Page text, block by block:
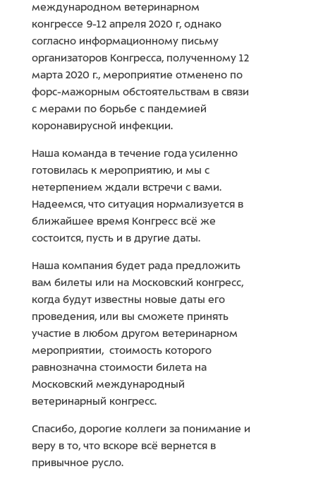
международном ветеринарном
конгрессе 9-12 апреля 2020 г, однако
согласно информационному письму
организаторов Конгресса, полученному 12
марта 2020 г., мероприятие отменено по
форс-мажорным обстоятельствам в связи
с мерами по борьбе с пандемией
коронавирусной инфекции.
Наша команда в течение года усиленно
готовилась к мероприятию, и мы с
нетерпением ждали встречи с вами.
Надеемся, что ситуация нормализуется в
ближайшее время Конгресс всё же
состоится, пусть и в другие даты.
Наша компания будет рада предложить
вам билеты или на Московский конгресс,
когда будут известны новые даты его
проведения, или вы сможете принять
участие в любом другом ветеринарном
мероприятии, стоимость которого
равнозначна стоимости билета на
Московский международный
ветеринарный конгресс.
Спасибо, дорогие коллеги за понимание и
веру в то, что вскоре всё вернется в
привычное русло.